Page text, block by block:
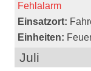
Fehlalarm
Einsatzort:
Einheiten:
Juli